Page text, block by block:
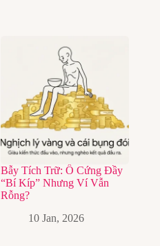
Bẫy Tích Trữ: Ổ Cứng Đầy
“Bí Kíp” Nhưng Ví Vẫn
Rỗng?
10 Jan, 2026